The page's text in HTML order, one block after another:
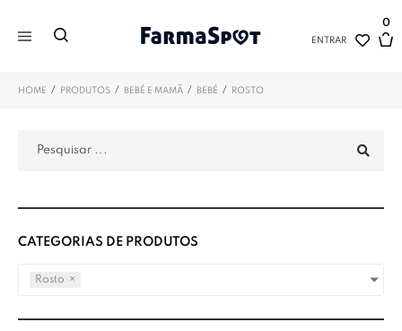
ENTRAR
0
HOME / PRODUTOS / BEBÉ E MAMÃ / BEBÉ / ROSTO
CATEGORIAS DE PRODUTOS
Rosto ×